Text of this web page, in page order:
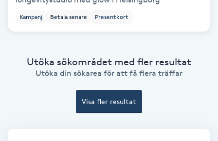
Balayage
Kampanj Betala senare Presentkort
Utöka sökområdet med fler resultat
Utöka din sökarea för att få flera träffar
Visa fler resultat